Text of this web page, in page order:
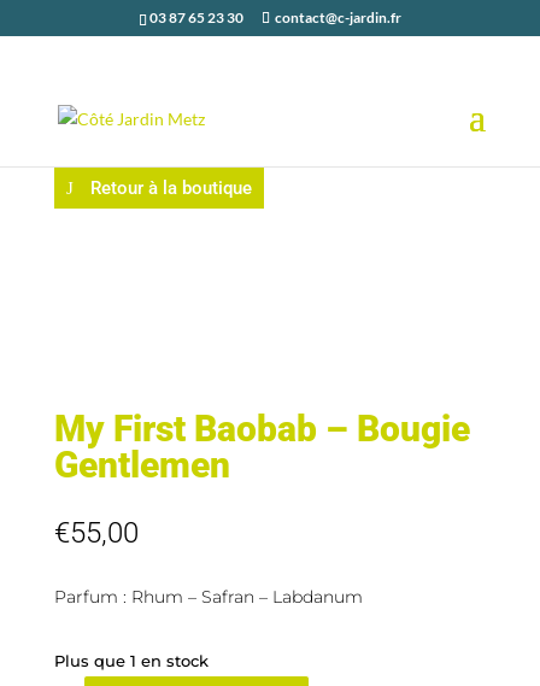
03 87 65 23 30 contact@c-jardin.fr
Retour à la boutique
My First Baobab – Bougie
Gentlemen
€55,00
Parfum : Rhum – Safran – Labdanum
Plus que 1 en stock